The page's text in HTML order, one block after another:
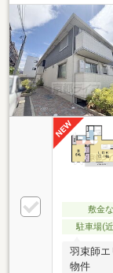
敷金
駐車場(
羽束師
物件